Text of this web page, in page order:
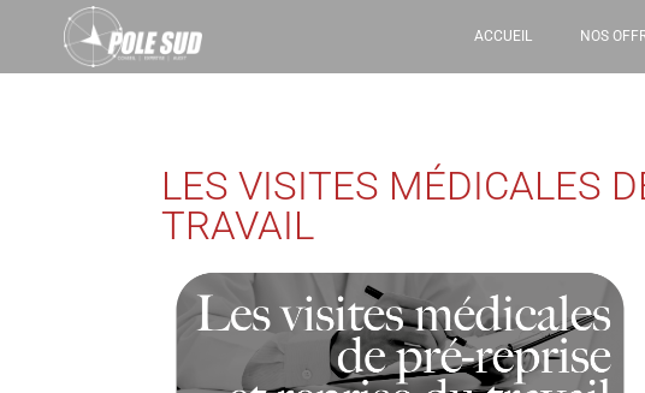
ACCUEIL NOS
LES VISITES MÉDICALES
TRAVAIL